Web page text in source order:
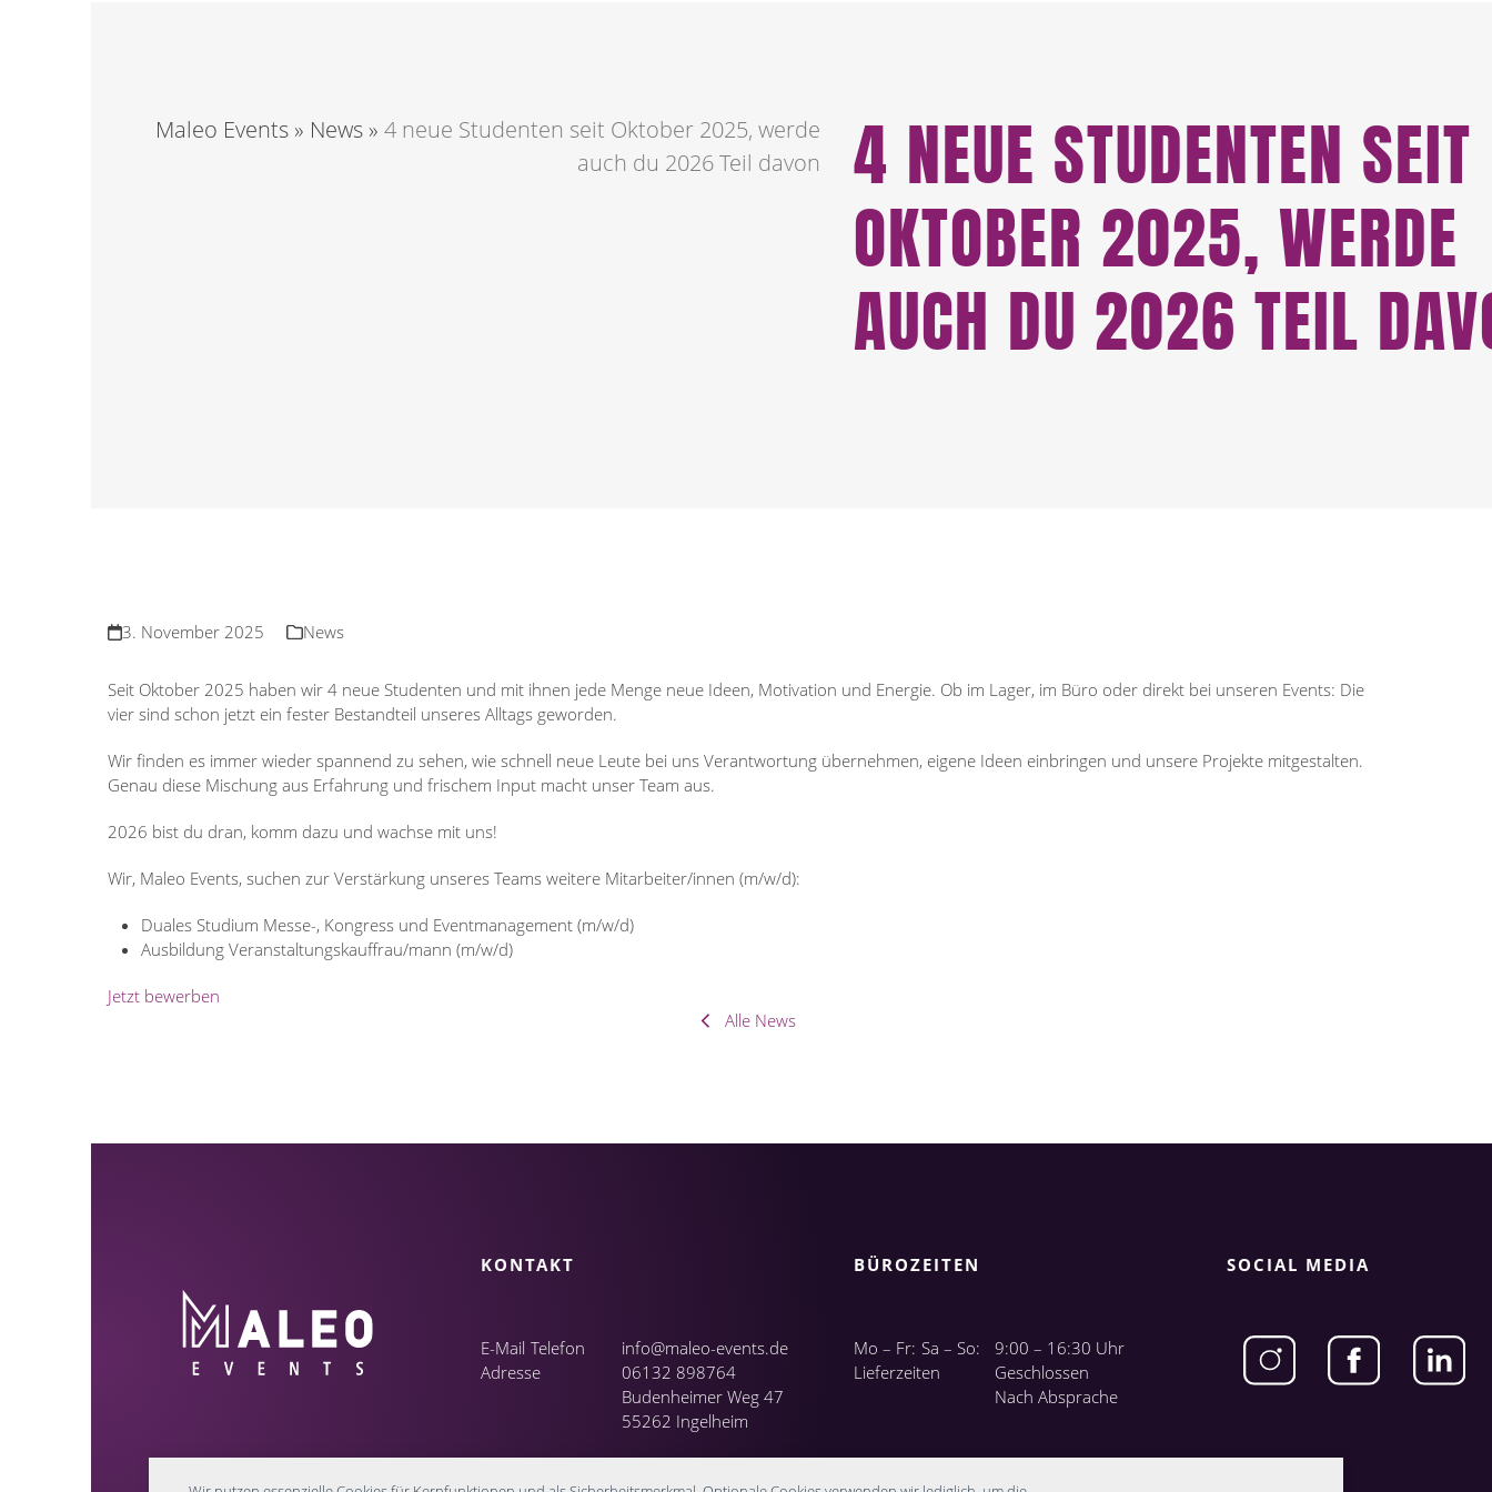
Maleo Events » News » 4 neue Studenten seit Oktober 2025, werde
auch du 2026 Teil davon
4 NEUE STUDENTEN SEIT
OKTOBER 2025, WERDE
AUCH DU 2026 TEIL
3. November 2025 News
Seit Oktober 2025 haben wir 4 neue Studenten und mit ihnen jede Menge neue Ideen, Motivation und Energie. Ob im Lager, im Büro oder direkt bei unseren Events: Die
vier sind schon jetzt ein fester Bestandteil unseres Alltags geworden.
Wir finden es immer wieder spannend zu sehen, wie schnell neue Leute bei uns Verantwortung übernehmen, eigene Ideen einbringen und unsere Projekte mitgestalten.
Genau diese Mischung aus Erfahrung und frischem Input macht unser Team aus.
2026 bist du dran, komm dazu und wachse mit uns!
Wir, Maleo Events, suchen zur Verstärkung unseres Teams weitere Mitarbeiter/innen (m/w/d):
Duales Studium Messe-, Kongress und Eventmanagement (m/w/d)
Ausbildung Veranstaltungskauffrau/mann (m/w/d)
Jetzt bewerben
Alle News
KONTAKT
E-Mail info@maleo-events.de
Telefon
06132 898764
Adresse
Budenheimer Weg 47
55262 Ingelheim
BÜROZEITEN
Mo – Fr: 9:00 – 16:30 Uhr
Sa – So:
Geschlossen
Lieferzeiten
Nach Absprache
SOCIAL MEDIA